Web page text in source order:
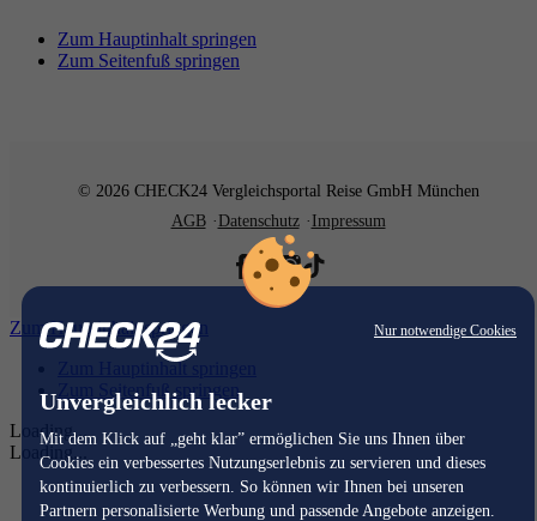
Nur notwendige Cookies
Unvergleichlich lecker
Mit dem Klick auf „geht klar” ermöglichen Sie uns Ihnen über
Cookies ein verbessertes Nutzungserlebnis zu servieren und dieses
kontinuierlich zu verbessern. So können wir Ihnen bei unseren
Partnern personalisierte Werbung und passende Angebote anzeigen.
Zum Hauptinhalt springen
Zum Seitenfuß springen
© 2026 CHECK24 Vergleichsportal Reise GmbH München
AGB
Datenschutz Impressum
Zum Hauptinhalt springen
Zum Hauptinhalt springen
Zum Seitenfuß springen
Loading...
Loading...